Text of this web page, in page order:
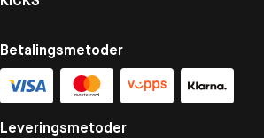
Betalingsmetoder
Leveringsmetoder